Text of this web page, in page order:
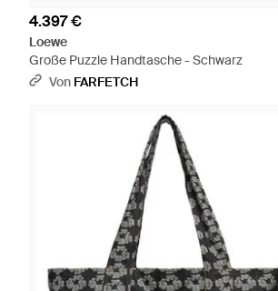
4.397 €
Loewe
Große Puzzle Handtasche - Schwarz
Von FARFETCH